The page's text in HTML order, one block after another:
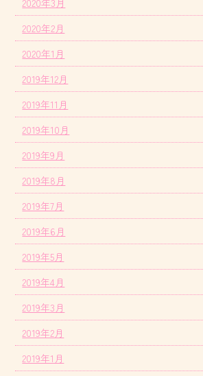
2020年3月
2020年2月
2020年1月
2019年12月
2019年11月
2019年10月
2019年9月
2019年8月
2019年7月
2019年6月
2019年5月
2019年4月
2019年3月
2019年2月
2019年1月